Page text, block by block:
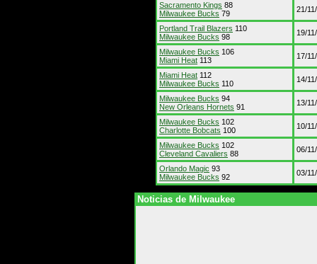
Sacramento Kings 88
Milwaukee Bucks 79 21/
Portland Trail Blazers 110
Milwaukee Bucks 98 19/
Milwaukee Bucks 106
Miami Heat 113 17/
Miami Heat 112
Milwaukee Bucks 110 14/
Milwaukee Bucks 94
New Orleans Hornets 91 13/
Milwaukee Bucks 102
Charlotte Bobcats 100 10/
Milwaukee Bucks 102
Cleveland Cavaliers 88 06/
Orlando Magic 93
Milwaukee Bucks 92 03/
Noticias de Milwaukee